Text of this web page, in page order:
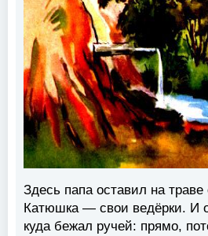
Здесь папа оставил на
Катюшка — свои ведёрки. И
куда бежал ручей: прямо,